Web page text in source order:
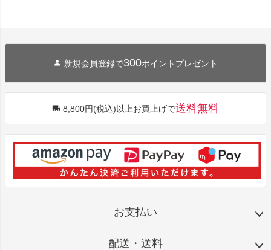
新規会員登録で300ポイントプレゼント
8,800円(税込)以上お買上げで送料無料
お支払い
配送・送料